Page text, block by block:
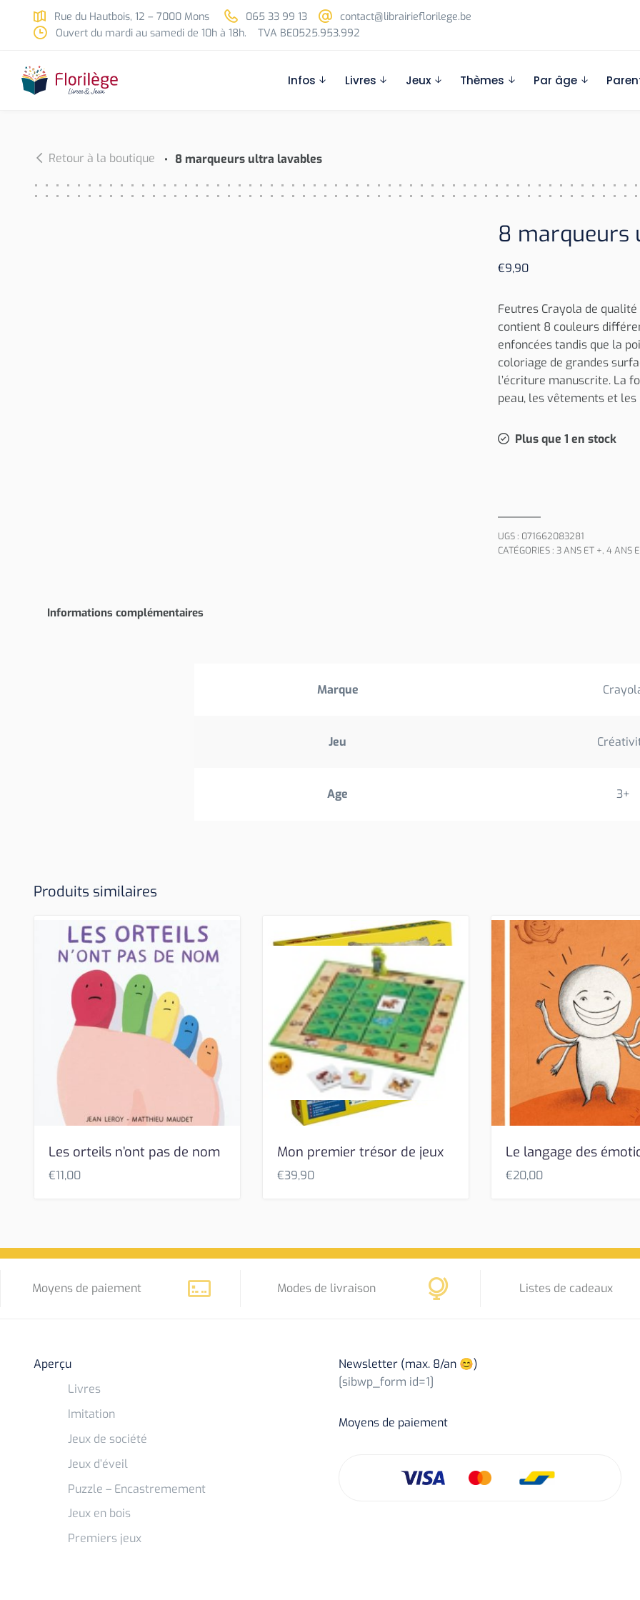
Skip to main content
Rue du Hautbois, 12 – 7000 Mons 065 33 99 13
contact@librairieflorilege.be
Ouvert du mardi au samedi de 10h à 18h.
TVA BE0525.953.992
Infos Livres Jeux Thèmes Par âge
Retour à la boutique 8 marqueurs ultra lavables
8 marqueurs
€9,90
Feutres Crayola de
contient 8 couleurs
enfoncées tandis que la
coloriage de grandes
l’écriture manuscrite. La
peau, les vêtements et
Plus que 1 en stock
UGS : 071662083281
CATÉGORIES : 3 ANS ET +, 4 ANS
Informations complémentaires
Marque
Jeu
Age 3+
Produits similaires
Les orteils n’ont pas de nom
€11,00
Mon premier trésor de jeux
€39,90
Le langage des
€20,00
Moyens de paiement Modes de livraison Listes de cadeaux
Aperçu
Livres
Imitation
Jeux de société
Jeux d’éveil
Puzzle – Encastremement
Jeux en bois
Premiers jeux
Newsletter (max. 8/an 😊)
[sibwp_form id=1]
Moyens de paiement